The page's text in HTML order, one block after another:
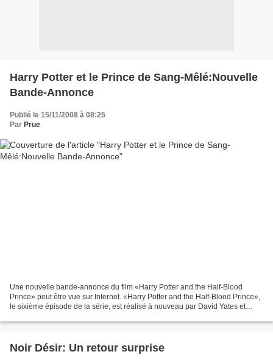
Harry Potter et le Prince de Sang-Mêlé:Nouvelle
Bande-Annonce
Publié le 15/11/2008 à 08:25
Par Prue
Une nouvelle bande-annonce du film «Harry Potter and the Half-Blood
Prince» peut être vue sur Internet. «Harry Potter and the Half-Blood Prince»,
le sixième épisode de la série, est réalisé à nouveau par David Yates et
Noir Désir: Un retour surprise